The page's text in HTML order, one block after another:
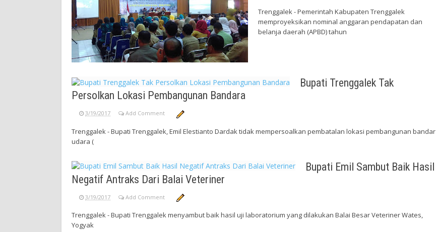
Trenggalek - Pemerintah Kabupaten Trenggalek
memproyeksikan nominal anggaran pendapatan dan
belanja daerah (APBD) tahun
Bupati Trenggalek Tak
Persolkan Lokasi Pembangunan Bandara
3/19/2017 Add Comment
Trenggalek - Bupati Trenggalek, Emil Elestianto Dardak tidak mempersoalkan pembatalan lokasi pembangunan bandar
udara (
Bupati Emil Sambut Baik Hasil
Negatif Antraks Dari Balai Veteriner
3/19/2017 Add Comment
Trenggalek - Bupati Trenggalek menyambut baik hasil uji laboratorium yang dilakukan Balai Besar Veteriner Wates,
Yogyak